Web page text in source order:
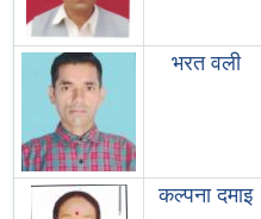
भरत वली
कल्पना दमाइ